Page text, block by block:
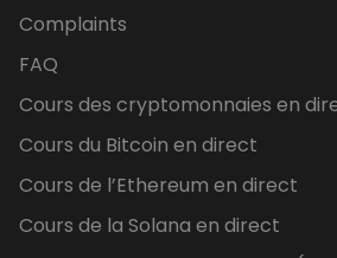
Complaints
FAQ
Cours des cryptomonnaies en
Cours du Bitcoin en direct
Cours de l’Ethereum en direct
Cours de la Solana en direct